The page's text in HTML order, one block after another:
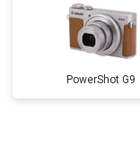
PowerShot G9